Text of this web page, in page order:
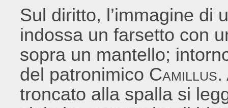
Sul diritto, l’immagine di
indossa un farsetto con
sopra un mantello;
del patronimico Camillus.
troncato alla spalla si